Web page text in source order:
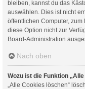
bleiben, kannst du das
auswählen. Dies ist nicht
öffentlichen Computer,
diese Option nicht zur
Board-Administration
Nach oben
Wozu ist die Funktion
„Alle Cookies löschen“